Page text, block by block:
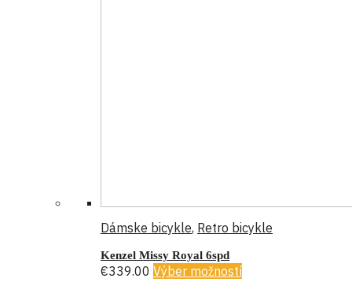
Dámske bicykle, Retro bicykle
Kenzel Missy Royal 6spd
€339.00 Výber možností